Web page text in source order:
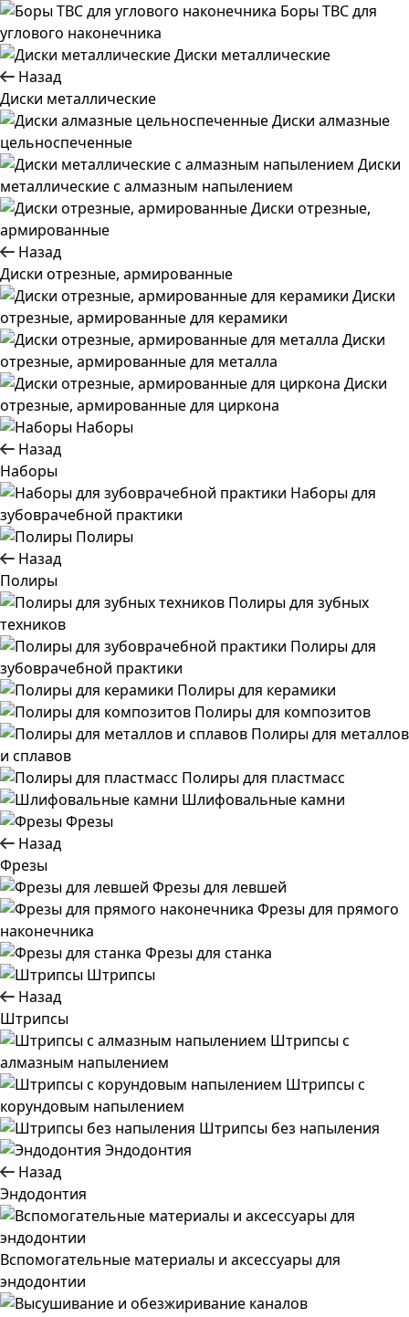
Боры ТВС для
углового наконечника
Диски металлические
Назад
Диски металлические
Диски алмазные
цельноспеченные
Диски
металлические с алмазным напылением
Диски отрезные,
армированные
Назад
Диски отрезные, армированные
Диски
отрезные, армированные для керамики
Диски
отрезные, армированные для металла
Диски
отрезные, армированные для циркона
Наборы
Назад
Наборы
Наборы для
зубоврачебной практики
Полиры
Назад
Полиры
Полиры для зубных
техников
Полиры для
зубоврачебной практики
Полиры для керамики
Полиры для композитов
Полиры для металлов
и сплавов
Полиры для пластмасс
Шлифовальные камни
Фрезы
Назад
Фрезы
Фрезы для левшей
Фрезы для прямого
наконечника
Фрезы для станка
Штрипсы
Назад
Штрипсы
Штрипсы c
алмазным напылением
Штрипсы c
корундовым напылением
Штрипсы без напыления
Эндодонтия
Назад
Эндодонтия
Вспомогательные материалы и аксессуары для
эндодонтии